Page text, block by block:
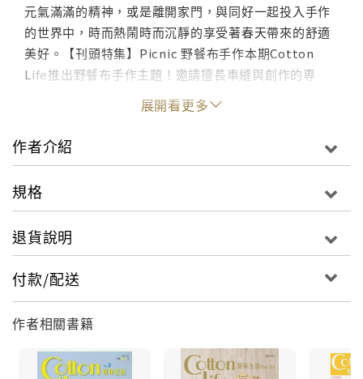
元氣滿滿的精神，或是離開家門，與同好一起投入手作
的世界中，時而熱鬧時而沉靜的享受著春天帶來的舒適
美好。【刊頭特集】Picnic 野餐布手作本期Cotton
Life推出野餐布手作主題！邀請擅長車縫與創作的專
家，發想出時下風靡的野餐周邊布手作，展現別於大眾
的野餐樂趣與魅力。不可或缺的竹編雜貨風餐籃／置物
包、對折成包，攤開成餐墊的花間閒情兩用野餐袋、可
以攜帶很多餐點的大肚量保溫郊遊包、充滿樂趣又實用
縫的英式鄉村野餐便當袋，各式的野餐必備布手作，讓
動物風包款因應充滿朝氣的春天，本期專題「森林動物
物療癒繁忙於生活的你。配色好看又可愛的奇幻童話貓
頭鷹後背包、如夢似幻的純淨彩色夢手提包、印花活潑
熱鬧的甦醒的森林斜背包、色彩鮮豔亮麗的春漾雙面軟
布包、有質感又精緻的森林朋友好提包，喚醒你內心最
純真自然的年代。【口金特企】Shape 造型口金包口金
展開看更多
作者介紹
規格
退貨說明
付款/配送
作者相關書籍